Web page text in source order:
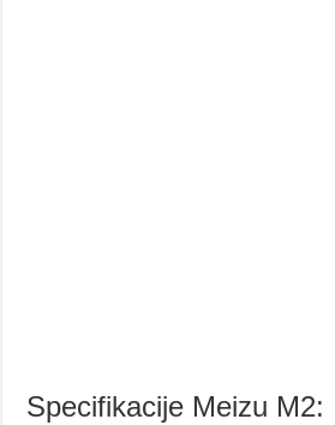
Specifikacije Meizu M2: